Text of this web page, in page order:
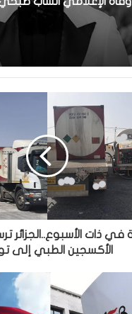
الأكسجين الطبي إلى